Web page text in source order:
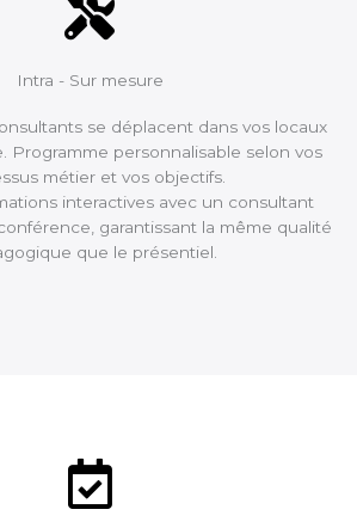
Intra - Sur mesure
se déplacent dans vos locaux
Programme personnalisable selon vos
métier et vos objectifs.
interactives avec un consultant
garantissant la même qualité
que le présentiel.